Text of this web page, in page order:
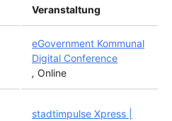
Veranstaltung
eGovernment Kommunal
Digital Conference
, Online
stadtimpulse Xpress |